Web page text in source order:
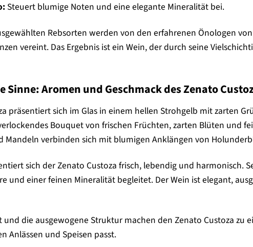
Steuert blumige Noten und eine elegante Mineralität bei.
Rebsorten werden von den erfahrenen Önologen
vereint. Das Ergebnis ist ein Wein, der durch seine
Sinne: Aromen und Geschmack des Zenato
präsentiert sich im Glas in einem hellen Strohgelb mit zarten
Bouquet von frischen Früchten, zarten Blüten und
Mandeln verbinden sich mit blumigen Anklängen von
sich der Zenato Custoza frisch, lebendig und harmonisch.
und einer feinen Mineralität begleitet. Der Wein ist elegant,
und die ausgewogene Struktur machen den Zenato Custoza zu
Anlässen und Speisen passt.